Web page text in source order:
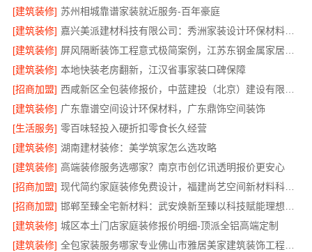
[建筑装修] 苏州相城靠谱家装就近服务-百年豪庭
[建筑装修]
嘉兴美派建材科技有限公司：秀洲家装设计环保材料推荐
[建筑装修]
[建筑装修] 本地快装老房翻新，江汉省事家装口碑保障
[招商加盟]
[建筑装修] 广东靠谱空间设计环保材料，广东鼎饰空间装饰
[生活服务] 零百味轻投入硬折扣零食长久经营
[建筑装修] 湖南建材装修：美学筑家怎么选攻略
[建筑装修] 高端装修服务选哪家？南京市创亿讯透明报价更安心
[招商加盟]
现代简约家庭装修免费设计，福建尚艺空间新材料科技有限公司整体落地
[招商加盟]
[建筑装修] 城区本土门店家庭装修报价明细-顶派全铝高端定制
[建筑装修]
全包家装服务哪家专业佛山市雅居美家建筑装饰工程有限公司